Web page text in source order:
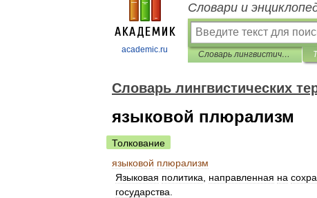
academic.ru
Словари и
Словарь лингвистических терминов Т.В. Жеребило
Словарь лингвистических
языковой плюрализм
Толкование
языковой плюрализм
Языковая политика направленная на
государства